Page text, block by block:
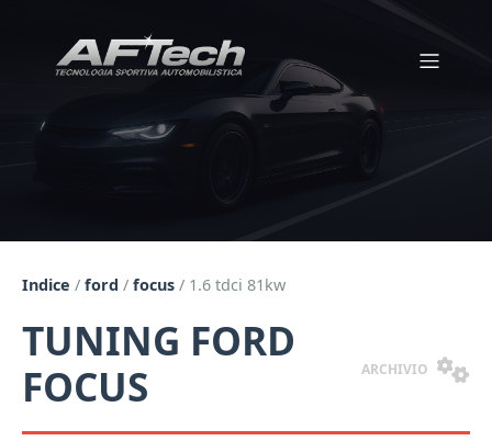
Indice / ford / focus / 1.6 tdci 81kw
TUNING FORD
FOCUS
ARCHIVIO